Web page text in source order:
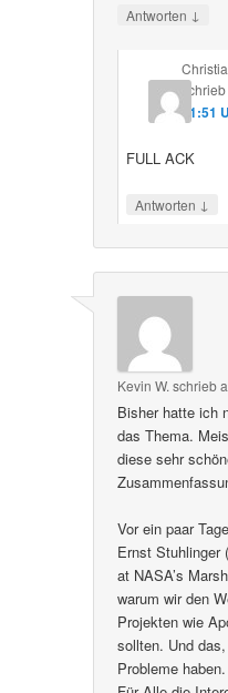
Antworten ↓
schrieb
21:51
FULL ACK
Antworten ↓
Kevin W. schrieb
Bisher hatte ich
das Thema.
diese sehr
Vor ein paar
Ernst Stuhlinger
at NASA’s
warum wir den
Projekten wie
sollten. Und das,
Probleme haben.